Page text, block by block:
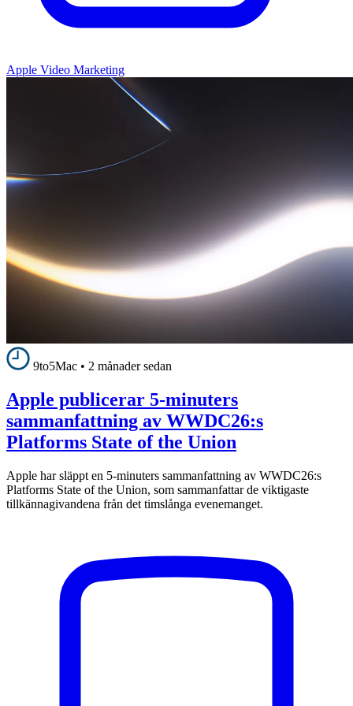
Apple Video Marketing
9to5Mac • 2 månader sedan
Apple publicerar 5-minuters
sammanfattning av WWDC26:s
Platforms State of the Union
Apple har släppt en 5-minuters sammanfattning av WWDC26:s
Platforms State of the Union, som sammanfattar de viktigaste
tillkännagivandena från det timslånga evenemanget.